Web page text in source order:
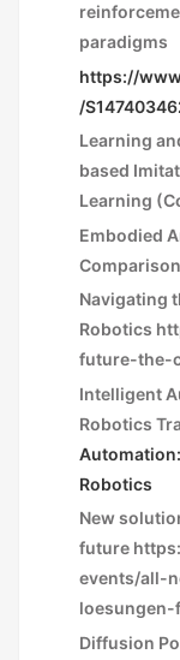
paradigms
https://
/
Learning
based
Learning
Embodied
Navigating
Robotics
future-the-
Intelligent
Robotics
Robotics
New
future
events/all-
Diffusion